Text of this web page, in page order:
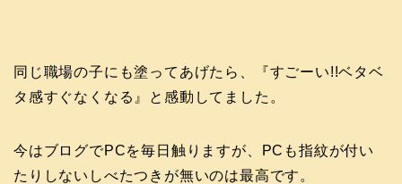
同じ職場の子にも塗ってあげたら、『すごーい!!ベタベ
タ感すぐなくなる』と感動してました。
今はブログでPCを毎日触りますが、PCも指紋が付い
たりしないしべたつきが無いのは最高です。